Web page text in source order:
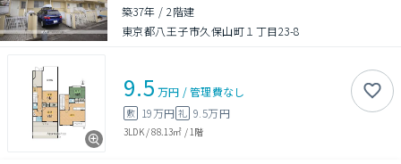
築37年 /2階建
東京都八王子市久保山町１丁目23-8
9.5 万円 /管理費なし
敷 19万円 礼 9.5万円
3LDK/88.13㎡ / 1階